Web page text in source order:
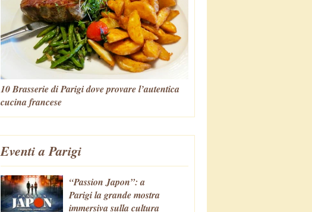
10 Brasserie di Parigi dove provare l’autentica
cucina francese
Eventi a Parigi
“Passion Japon”: a
Parigi la grande mostra
immersiva sulla cultura